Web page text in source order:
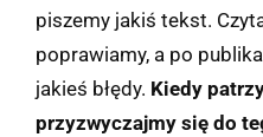
piszemy jakiś tekst.
poprawiamy, a po
jakieś błędy. Kiedy
przyzwyczajmy się do